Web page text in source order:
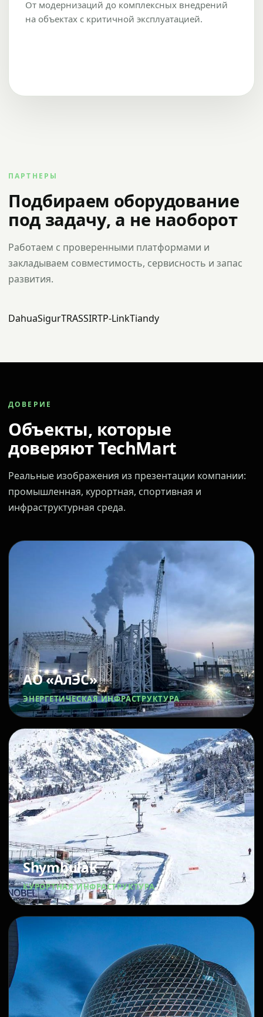
От модернизаций до комплексных внедрений
на объектах с критичной эксплуатацией.
ПАРТНЕРЫ
Подбираем оборудование
под задачу, а не наоборот
Работаем с проверенными платформами и
закладываем совместимость, сервисность и запас
развития.
DahuaSigurTRASSIRTP-LinkTiandy
ДОВЕРИЕ
Объекты, которые
доверяют TechMart
Реальные изображения из презентации компании:
промышленная, курортная, спортивная и
инфраструктурная среда.
АО «АлЭС»
ЭНЕРГЕТИЧЕСКАЯ ИНФРАСТРУКТУРА
Shymbulak
КУРОРТНАЯ ИНФРАСТРУКТУРА